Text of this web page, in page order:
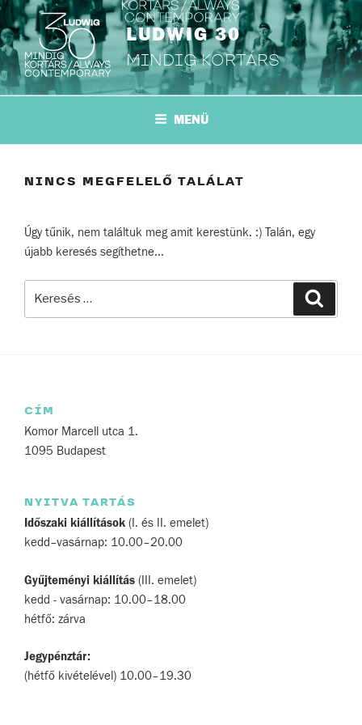
Tartalomhoz
LUDWIG 30
MINDIG KORTÁRS
MENÜ
NINCS MEGFELELŐ TALÁLAT
Úgy tűnik, nem találtuk meg amit kerestünk. :) Talán, egy
újabb keresés segíthetne...
CÍM
Komor Marcell utca 1.
1095 Budapest
NYITVA TARTÁS
Időszaki kiállítások (I. és II. emelet)
kedd–vasárnap: 10.00–20.00
Gyűjteményi kiállítás (III. emelet)
kedd - vasárnap: 10.00–18.00
hétfő: zárva
Jegypénztár:
(hétfő kivételével) 10.00–19.30